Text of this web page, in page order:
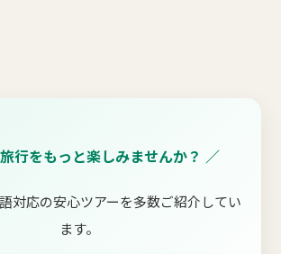
行をもっと楽しみませんか？ ／
対応の安心ツアーを多数ご紹介してい
ます。